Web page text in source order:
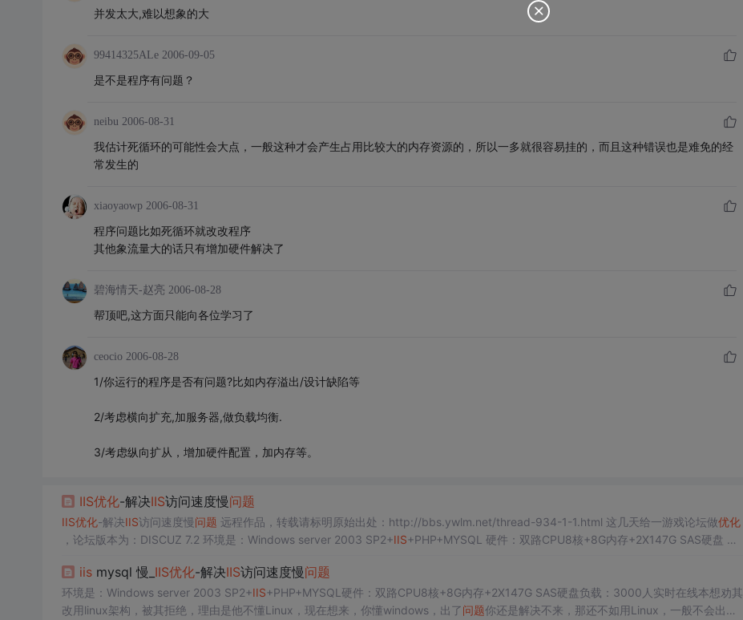
并发太大,难以想象的大
99414325ALe 2006-09-05
是不是程序有问题？
neibu 2006-08-31
我估计死循环的可能性会大点，一般这种才会产生占用比较大的内存资源的，所以一多就很容易挂的，而且这种错误也是难免的经
常发生的
xiaoyaowp 2006-08-31
程序问题比如死循环就改改程序
其他象流量大的话只有增加硬件解决了
碧海情天-赵亮 2006-08-28
帮顶吧,这方面只能向各位学习了
ceocio 2006-08-28
1/你运行的程序是否有问题?比如内存溢出/设计缺陷等
2/考虑横向扩充,加服务器,做负载均衡.
3/考虑纵向扩从，增加硬件配置，加内存等。
IIS优化-解决IIS访问速度慢问题
IIS优化-解决IIS访问速度慢问题 远程作品，转载请标明原始出处：http://bbs.ywlm.net/thread-934-1-1.html 这几天给一游戏论坛做优化
，论坛版本为：DISCUZ 7.2 环境是：Windows server 2003 SP2+IIS+PHP+MYSQL 硬件：双路CPU8核+8G内存+2X147G SAS硬盘 负
iismysql 慢_ IIS优化-解决IIS访问速度慢问题
环境是：Windows server 2003 SP2+IIS+PHP+MYSQL硬件：双路CPU8核+8G内存+2X147G SAS硬盘负载：3000人实时在线本想劝其
改用linux架构，被其拒绝，理由是他不懂Linux，现在想来，你懂windows，出了问题你还是解决不来，那还不如用Linux，一般不会出 问